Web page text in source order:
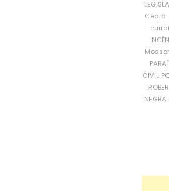
Ceará
CIVIL
NEGRA